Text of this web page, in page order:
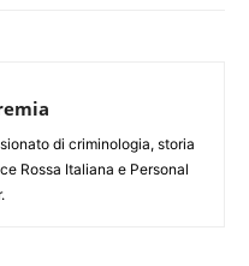
di criminologia, storia
Rossa Italiana e Personal